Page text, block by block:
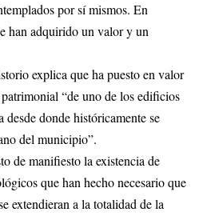
por sí mismos. En
han adquirido un valor y un
explica que ha puesto en valor
“de uno de los edificios
desde donde históricamente se
del municipio”.
de manifiesto la existencia de
que han hecho necesario que
extendieran a la totalidad de la